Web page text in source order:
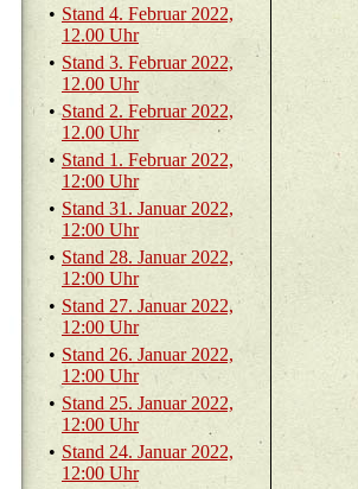
• Stand 4. Fe­bru­ar 2022,
12.00 Uhr
• Stand 3. Fe­bru­ar 2022,
12.00 Uhr
• Stand 2. Fe­bru­ar 2022,
12.00 Uhr
• Stand 1. Fe­bru­ar 2022,
12:00 Uhr
• Stand 31. Ja­nu­ar 2022,
12:00 Uhr
• Stand 28. Ja­nu­ar 2022,
12:00 Uhr
• Stand 27. Ja­nu­ar 2022,
12:00 Uhr
• Stand 26. Ja­nu­ar 2022,
12:00 Uhr
• Stand 25. Ja­nu­ar 2022,
12:00 Uhr
• Stand 24. Ja­nu­ar 2022,
12:00 Uhr